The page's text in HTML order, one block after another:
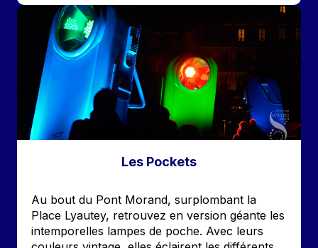
Image
Les Pockets
Au bout du Pont Morand, surplombant la
Place Lyautey, retrouvez en version géante les
intemporelles lampes de poche. Avec leurs